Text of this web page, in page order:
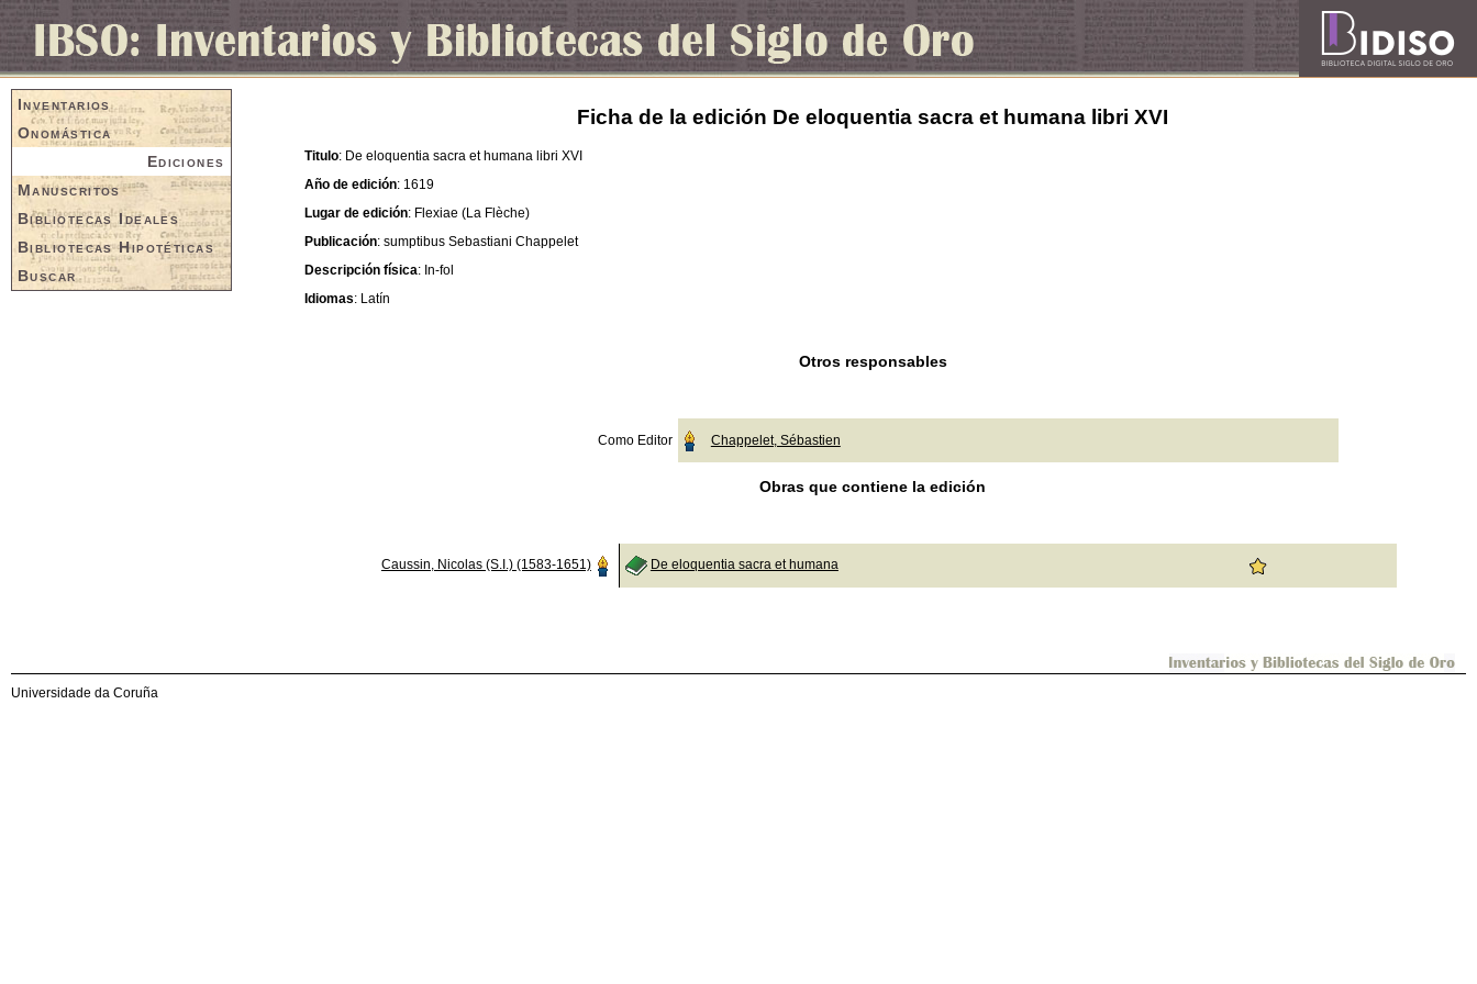
Inventarios
Onomástica
Ediciones
Manuscritos
Bibliotecas Ideales
Bibliotecas Hipotéticas
Buscar
Ficha de la edición De eloquentia sacra et humana libri XVI
Titulo: De eloquentia sacra et humana libri XVI
Año de edición: 1619
Lugar de edición: Flexiae (La Flèche)
Publicación: sumptibus Sebastiani Chappelet
Descripción física: In-fol
Idiomas: Latín
Otros responsables
Como Editor Chappelet, Sébastien
Obras que contiene la edición
Caussin, Nicolas (S.I.) (1583-1651) De eloquentia sacra et humana
Universidade da Coruña